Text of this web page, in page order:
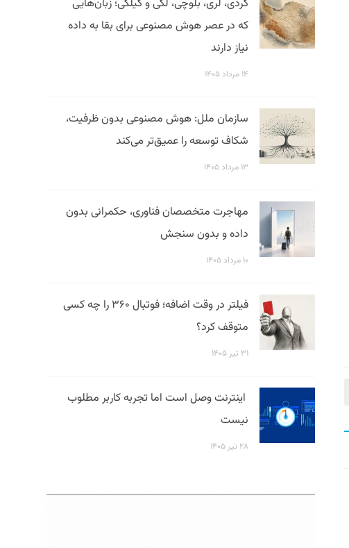
کردی، لری، بلوچی، لکی و گیلکی؛ زبان‌هایی
که در عصر هوش مصنوعی برای بقا به داده
نیاز دارند
۱۴ مرداد ۱۴۰۵
سازمان ملل: هوش مصنوعی بدون ظرفیت،
شکاف توسعه را عمیق‌تر می‌کند
۱۳ مرداد ۱۴۰۵
مهاجرت متخصصان فناوری، حکمرانی بدون
داده و بدون سنجش
۱۰ مرداد ۱۴۰۵
فیلتر در وقت اضافه؛ فوتبال ۳۶۰ را چه کسی
متوقف کرد؟
۳۱ تیر ۱۴۰۵
اینترنت وصل است اما تجربه کاربر مطلوب
نیست
۲۸ تیر ۱۴۰۵